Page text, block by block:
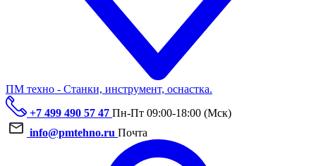
ПМ техно - Станки, инструмент, оснастка.
+7 499 490 57 47 Пн-Пт 09:00-18:00 (Мск)
info@pmtehno.ru Почта